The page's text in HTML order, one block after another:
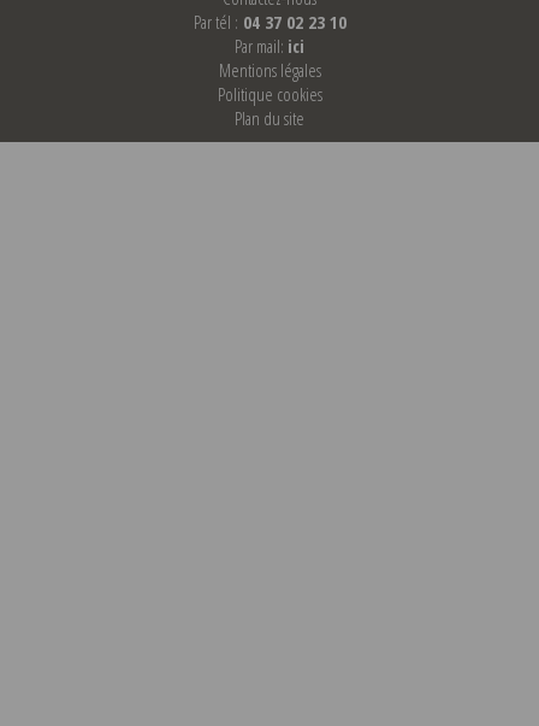
Par tél : 04 37 02 23 10
Par mail: ici
Mentions légales
Politique cookies
Plan du site